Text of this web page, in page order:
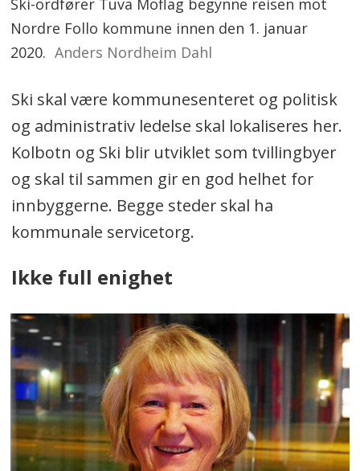
Ski-ordfører Tuva Moflag begynne reisen mot
Nordre Follo kommune innen den 1. januar
2020. Anders Nordheim Dahl
Ski skal være kommunesenteret og politisk
og administrativ ledelse skal lokaliseres her.
Kolbotn og Ski blir utviklet som tvillingbyer
og skal til sammen gir en god helhet for
innbyggerne. Begge steder skal ha
kommunale servicetorg.
Ikke full enighet